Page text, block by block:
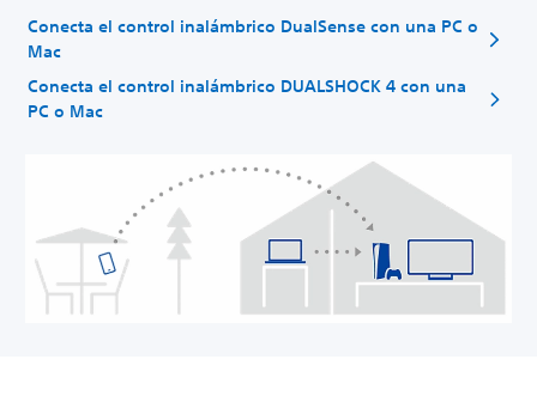
Conecta el control inalámbrico DualSense con una PC o
Mac
Conecta el control inalámbrico DUALSHOCK 4 con una
PC o Mac